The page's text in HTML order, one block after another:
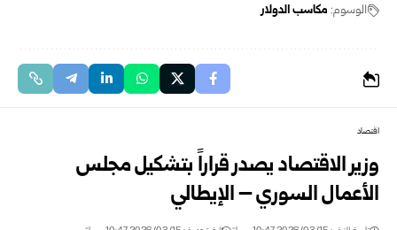
الوسوم: مكاسب الدولار
اقتصاد
وزير الاقتصاد يصدر قراراً بتشكيل مجلس
الأعمال السوري – الإيطالي